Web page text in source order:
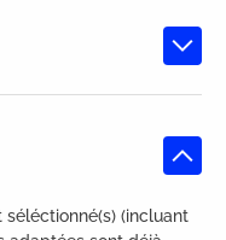
(incluant